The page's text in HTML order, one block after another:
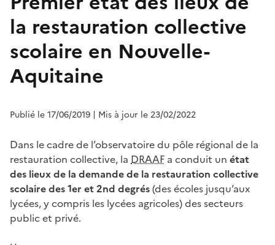
la restauration collective
scolaire en Nouvelle-
Aquitaine
Publié le 17/06/2019 | Mis à jour le 23/02/2022
Dans le cadre de l’observatoire du pôle régional de la
restauration collective, la DRAAF a conduit un état
des lieux de la demande de la restauration collective
scolaire des 1er et 2nd degrés(des écoles jusqu’aux
lycées, y compris les lycées agricoles) des secteurs
public et privé.